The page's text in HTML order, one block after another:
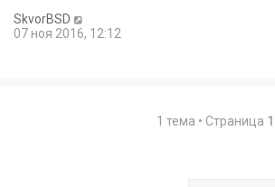
SkvorBSD
07 ноя 2016, 12:12
1 тема • Страница 1